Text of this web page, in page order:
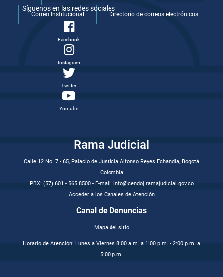
Correo Institucional Directorio de correos electrónicos
Síguenos en las redes sociales
Facebook
Instagram
Twitter
Youtube
Rama Judicial
Calle 12 No. 7 - 65, Palacio de Justicia Alfonso Reyes Echandía, Bogotá
Colombia
PBX: (57) 601 - 565 8500 - E-mail: info@cendoj.ramajudicial.gov.co
Acceder a los Canales de Atención
Canal de Denuncias
Mapa del sitio
Horario de Atención: Lunes a Viernes 8:00 a.m. a 1:00 p.m. - 2:00 p.m. a
5:00 p.m.